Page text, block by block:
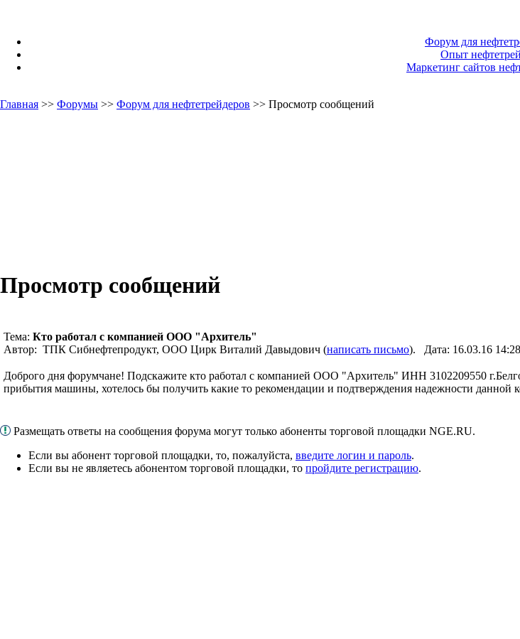
Форум для
Опыт
Маркетинг сайтов
Главная >> Форумы >> Форум для нефтетрейдеров >> Просмотр сообщений
Просмотр сообщений
Тема: Кто работал с компанией ООО "Архитель"
Автор: ТПК Сибнефтепродукт, ООО Цирк Виталий Давыдович (написать письмо). Дата: 16.03.16
Доброго дня форумчане! Подскажите кто работал с компанией ООО "Архитель" ИНН 3102209550
прибытия машины, хотелось бы получить какие то рекомендации и подтверждения надежности данной
Размещать ответы на сообщения форума могут только абоненты торговой площадки NGE.RU.
Если вы абонент торговой площадки, то, пожалуйста, введите логин и пароль.
Если вы не являетесь абонентом торговой площадки, то пройдите регистрацию.